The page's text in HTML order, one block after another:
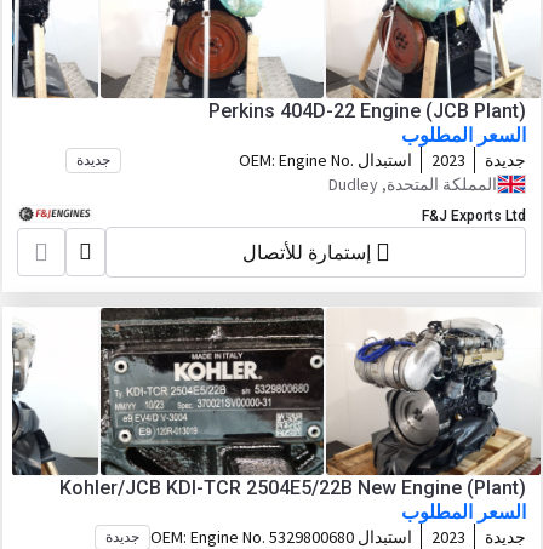
Perkins 404D-22 Engine (JCB Plant)
السعر المطلوب
جديدة 2023 استبدال OEM: Engine No.
GN65649U968899J
جديدة
المملكة المتحدة, Dudley
F&J Exports Ltd
إستمارة للأتصال
Kohler/JCB KDI-TCR 2504E5/22B New Engine (Plant)
السعر المطلوب
جديدة 2023 استبدال OEM: Engine No. 5329800680 جديدة